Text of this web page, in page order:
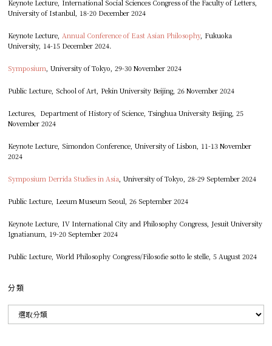
Keynote Lecture, International Social Sciences Congress of the Faculty of Letters,
University of Istanbul, 18-20 December 2024
Keynote Lecture, Annual Conference of East Asian Philosophy, Fukuoka
University, 14-15 December 2024.
Symposium , University of Tokyo, 29-30 November 2024
Public Lecture, School of Art, Pekin University Beijing, 26 November 2024
Lectures, Department of History of Science, Tsinghua University Beijing, 25
November 2024
Keynote Lecture, Simondon Conference, University of Lisbon, 11-13 November
2024
Symposium Derrida Studies in Asia , University of Tokyo, 28-29 September 2024
Public Lecture, Leeum Museum Seoul, 26 September 2024
Keynote Lecture, IV International City and Philosophy Congress, Jesuit University
Ignatianum, 19-20 September 2024
Public Lecture, World Philosophy Congress/Filosofie sotto le stelle, 5 August 2024
分類
類